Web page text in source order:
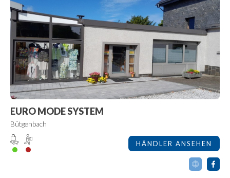
EURO MODE SYSTEM
Bütgenbach
HÄNDLER ANSEHEN